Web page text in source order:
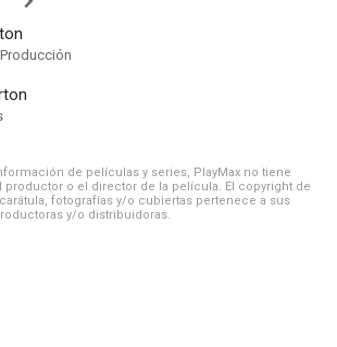
de películas y series, PlayMax no tiene
productor o el director de la película. El copyright de
fotografías y/o cubiertas pertenece a sus
y/o distribuidoras.